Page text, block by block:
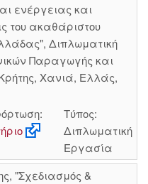
ενέργειας και
του ακαθάριστου
Διπλωματική
Παραγωγής και
Χανιά, Ελλάς,
Τύπος:
Διπλωματική
Εργασία
"Σχεδιασμός &